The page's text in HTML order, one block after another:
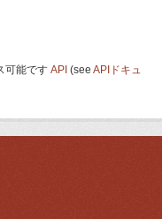
可能です API (see APIドキュ